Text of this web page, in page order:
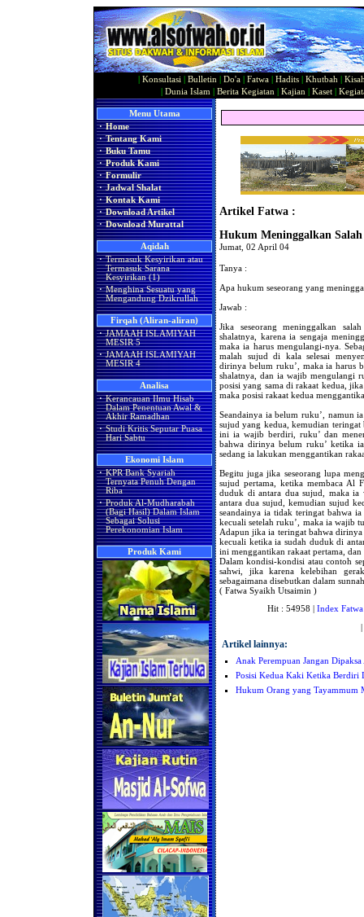
Konsultasi Bulletin Do'a Fatwa Hadits Khutbah
Dunia Islam Berita Kegiatan Kajian Kaset|
Menu Utama
· Home
· Tentang Kami
· Buku Tamu
· Produk Kami
· Formulir
· Jadwal Shalat
· Kontak Kami
· Download Artikel
· Download Murattal
Aqidah
· Termasuk Kesyirikan atau
Termasuk Sarana
Kesyirikan (1)
· Menghina Sesuatu yang
Mengandung Dzikrullah
Firqah (Aliran-aliran)
· JAMAAH ISLAMIYAH
MESIR 5
· JAMAAH ISLAMIYAH
MESIR 4
Analisa
· Kerancauan Ilmu Hisab
Dalam Penentuan Awal &
Akhir Ramadhan
· Studi Kritis Seputar Puasa
Hari Sabtu
Ekonomi Islam
· KPR Bank Syariah
Ternyata Penuh Dengan
Riba
· Produk Al-Mudharabah
(Bagi Hasil) Dalam Islam
Sebagai Solusi
Perekonomian Islam
Produk Kami
Artikel Fatwa :
Hukum Meninggalkan
Jumat, 02 April 04
Tanya :
Apa hukum seseorang yang
Jawab :
Jika seseorang meninggalkan
shalatnya, karena ia sengaja
maka ia harus mengulangi-nya.
malah sujud di kala selesai
dirinya belum ruku’, maka ia harus
shalatnya, dan ia wajib mengulangi
posisi yang sama di rakaat kedua,
maka posisi rakaat kedua
Seandainya ia belum ruku’, namun
sujud yang kedua, kemudian teringat
ini ia wajib berdiri, ruku’ dan
bahwa dirinya belum ruku’ ketika
sedang ia lakukan menggantikan
Begitu juga jika seseorang lupa
sujud pertama, ketika membaca Al
duduk di antara dua sujud, maka ia
antara dua sujud, kemudian sujud
seandainya ia tidak teringat bahwa
kecuali setelah ruku’, maka ia wajib
Adapun jika ia teringat bahwa
kecuali ketika ia sudah duduk di
ini menggantikan rakaat pertama,
Dalam kondisi-kondisi atau contoh
sahwi, jika karena kelebihan
sebagaimana disebutkan dalam
( Fatwa Syaikh Utsaimin )
Hit : 54958 | Index Fatwa
|
Artikel lainnya:
Anak Perempuan Jangan
Posisi Kedua Kaki Ketika Berdiri
Hukum Orang yang Tayammum